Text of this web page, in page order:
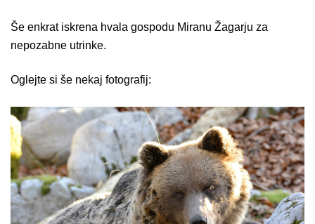
Še enkrat iskrena hvala gospodu Miranu Žagarju za
nepozabne utrinke.
Oglejte si še nekaj fotografij: